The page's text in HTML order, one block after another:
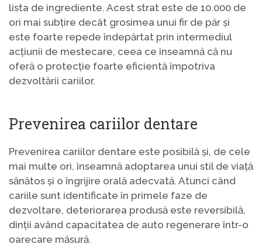
lista de ingrediente. Acest strat este de 10.000 de
ori mai subțire decât grosimea unui fir de păr și
este foarte repede îndepărtat prin intermediul
acțiunii de mestecare, ceea ce înseamnă că nu
oferă o protecție foarte eficientă împotriva
dezvoltării cariilor.
Prevenirea cariilor dentare
Prevenirea cariilor dentare este posibilă și, de cele
mai multe ori, înseamnă adoptarea unui stil de viață
sănătos și o îngrijire orală adecvată. Atunci când
cariile sunt identificate în primele faze de
dezvoltare, deteriorarea produsă este reversibilă,
dinții având capacitatea de auto regenerare într-o
oarecare măsură.